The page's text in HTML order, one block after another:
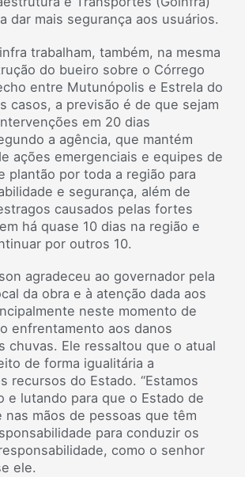
dar mais segurança aos usuários.
trabalham, também, na mesma
do bueiro sobre o Córrego
entre Mutunópolis e Estrela do
casos, a previsão é de que sejam
em 20 dias
a agência, que mantém
ações emergenciais e equipes de
plantão por toda a região para
e segurança, além de
causados pelas fortes
há quase 10 dias na região e
por outros 10.
agradeceu ao governador pela
da obra e à atenção dada aos
neste momento de
enfrentamento aos danos
chuvas. Ele ressaltou que o atual
de forma igualitária a
recursos do Estado. “Estamos
e lutando para que o Estado de
nas mãos de pessoas que têm
para conduzir os
como o senhor
ele.